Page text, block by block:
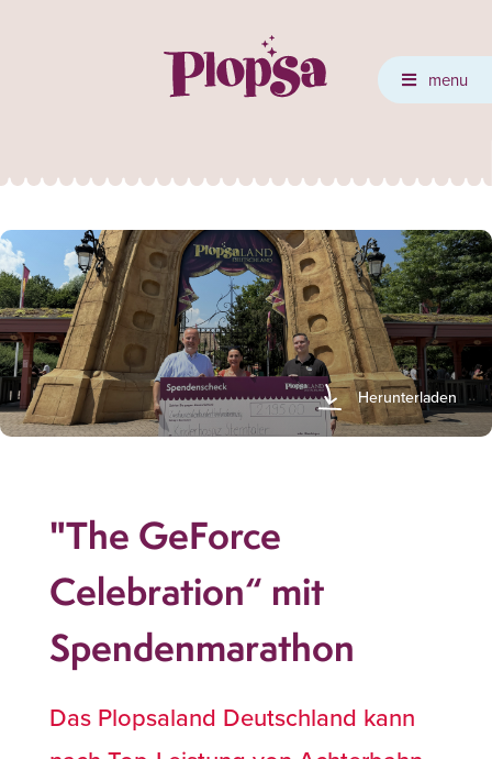
menu
Herunterladen
"The GeForce
Celebration“ mit
Spendenmarathon
Das Plopsaland Deutschland kann